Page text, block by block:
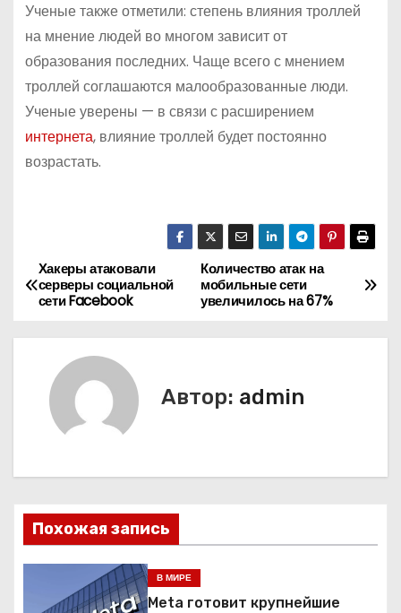
Ученые также отметили: степень влияния троллей
на мнение людей во многом зависит от
образования последних. Чаще всего с мнением
троллей соглашаются малообразованные люди.
Ученые уверены — в связи с расширением
интернета, влияние троллей будет постоянно
возрастать.
Н
ц
и
Количество атак на
мобильные сети
увеличилось на 67%
Хакеры атаковали
серверы социальной
сети Facebook
Автор: admin
Похожая запись
В МИРЕ
Meta готовит крупнейшие